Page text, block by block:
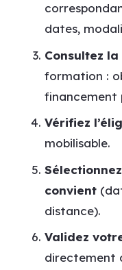
dates,
Consultez
formation :
financement
Vérifiez
mobilisable.
convient
distance).
Validez
directement